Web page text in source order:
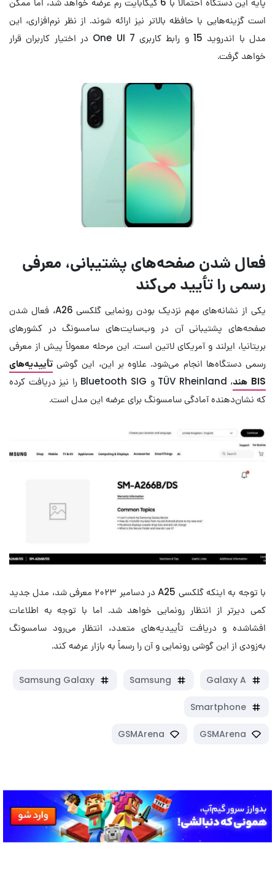
است گزینه‌هایی با حافظه بالاتر نیز ارائه شوند. از نظر نرم‌افزاری، این
مدل با اندروید 15 و رابط کاربری One UI 7 در اختیار کاربران قرار
خواهد گرفت.
فعال شدن صفحه‌های پشتیبانی، معرفی
رسمی را تأیید می‌کند
یکی از نشانه‌های مهم نزدیک بودن رونمایی گلکسی A26، فعال شدن
صفحه‌های پشتیبانی آن در وب‌سایت‌های سامسونگ در کشورهای
بریتانیا، ایرلند و آمریکای لاتین است. این مرحله معمولاً پیش از معرفی
رسمی دستگاه‌ها انجام می‌شود. علاوه بر این، این گوشی تأییدیه‌های
BIS هند
، TÜV Rheinland و Bluetooth SIG را نیز دریافت کرده
که نشان‌دهنده آمادگی سامسونگ برای عرضه این مدل است.
با توجه به اینکه گلکسی A25 در دسامبر ۲۰۲۳ معرفی شد، مدل جدید
کمی دیرتر از انتظار رونمایی خواهد شد. اما با توجه به اطلاعات
افشاشده و دریافت تأییدیه‌های متعدد، انتظار می‌رود سامسونگ
به‌زودی از این گوشی رونمایی و آن را رسماً به بازار عرضه کند.
Galaxy A
Samsung
Samsung Galaxy
Smartphone
GSMArena
GSMArena